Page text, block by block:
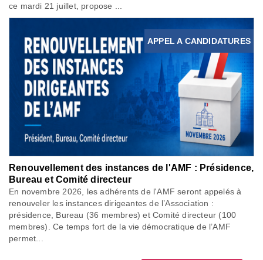
ce mardi 21 juillet, propose ...
APPEL A CANDIDATURES
Renouvellement des instances de l'AMF : Présidence,
Bureau et Comité directeur
En novembre 2026, les adhérents de l'AMF seront appelés à
renouveler les instances dirigeantes de l’Association :
présidence, Bureau (36 membres) et Comité directeur (100
membres). Ce temps fort de la vie démocratique de l’AMF
permet...